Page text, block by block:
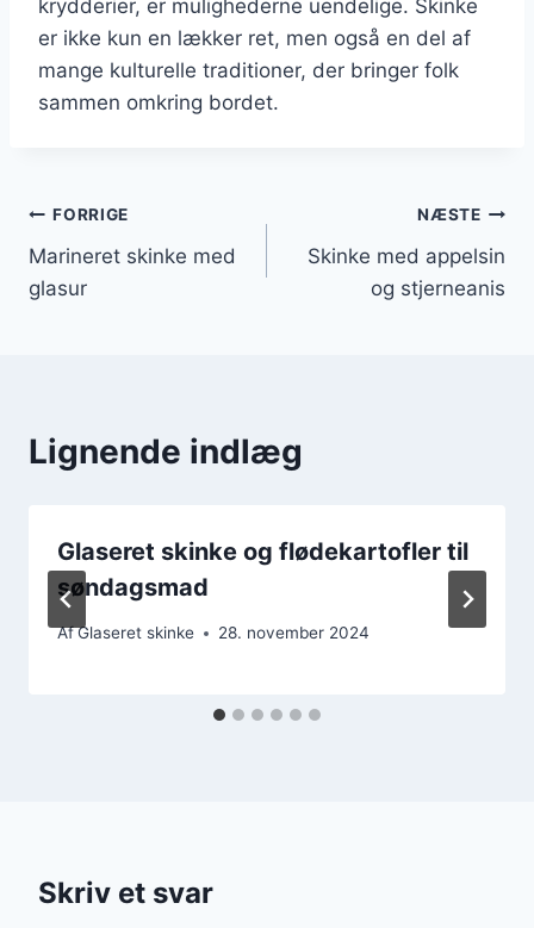
krydderier, er mulighederne uendelige. Skinke
er ikke kun en lækker ret, men også en del af
mange kulturelle traditioner, der bringer folk
sammen omkring bordet.
Indlægsnavigation
FORRIGE
Marineret skinke med
glasur
NÆSTE
Skinke med appelsin
og stjerneanis
Lignende indlæg
Glaseret skinke og flødekartofler til
søndagsmad
AfGlaseret skinke 28. november 2024
Skriv et svar